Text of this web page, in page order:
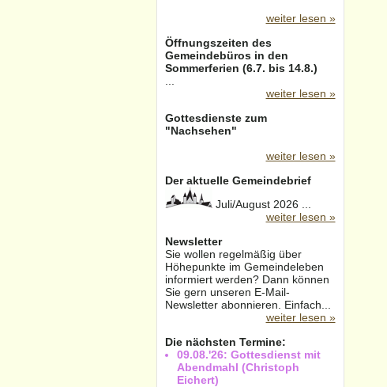
weiter lesen »
Öffnungszeiten des
Gemeindebüros in den
Sommerferien (6.7. bis 14.8.)
weiter lesen »
Gottesdienste zum
"Nachsehen"
weiter lesen »
Der aktuelle Gemeindebrief
Juli/August 2026 ...
weiter lesen »
Newsletter
Sie wollen regelmäßig über
Höhepunkte im Gemeindeleben
informiert werden? Dann können
Sie gern unseren E-Mail-
Newsletter abonnieren. Einfach...
weiter lesen »
Die nächsten Termine:
09.08.'26: Gottesdienst mit
Abendmahl (Christoph
Eichert)